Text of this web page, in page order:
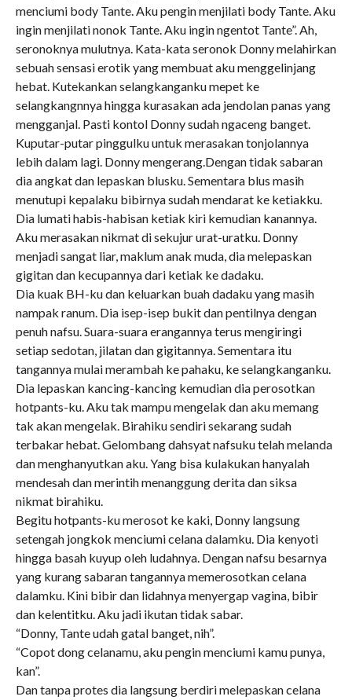
menciumi body Tante. Aku pengin menjilati body Tante. Aku
ingin menjilati nonok Tante. Aku ingin ngentot Tante”. Ah,
seronoknya mulutnya. Kata-kata seronok Donny melahirkan
sebuah sensasi erotik yang membuat aku menggelinjang
hebat. Kutekankan selangkanganku mepet ke
selangkangnnya hingga kurasakan ada jendolan panas yang
mengganjal. Pasti kontol Donny sudah ngaceng banget.
Kuputar-putar pinggulku untuk merasakan tonjolannya
lebih dalam lagi. Donny mengerang.Dengan tidak sabaran
dia angkat dan lepaskan blusku. Sementara blus masih
menutupi kepalaku bibirnya sudah mendarat ke ketiakku.
Dia lumati habis-habisan ketiak kiri kemudian kanannya.
Aku merasakan nikmat di sekujur urat-uratku. Donny
menjadi sangat liar, maklum anak muda, dia melepaskan
gigitan dan kecupannya dari ketiak ke dadaku.
Dia kuak BH-ku dan keluarkan buah dadaku yang masih
nampak ranum. Dia isep-isep bukit dan pentilnya dengan
penuh nafsu. Suara-suara erangannya terus mengiringi
setiap sedotan, jilatan dan gigitannya. Sementara itu
tangannya mulai merambah ke pahaku, ke selangkanganku.
Dia lepaskan kancing-kancing kemudian dia perosotkan
hotpants-ku. Aku tak mampu mengelak dan aku memang
tak akan mengelak. Birahiku sendiri sekarang sudah
terbakar hebat. Gelombang dahsyat nafsuku telah melanda
dan menghanyutkan aku. Yang bisa kulakukan hanyalah
mendesah dan merintih menanggung derita dan siksa
nikmat birahiku.
Begitu hotpants-ku merosot ke kaki, Donny langsung
setengah jongkok menciumi celana dalamku. Dia kenyoti
hingga basah kuyup oleh ludahnya. Dengan nafsu besarnya
yang kurang sabaran tangannya memerosotkan celana
dalamku. Kini bibir dan lidahnya menyergap vagina, bibir
dan kelentitku. Aku jadi ikutan tidak sabar.
“Donny, Tante udah gatal banget, nih”.
“Copot dong celanamu, aku pengin menciumi kamu punya,
kan”.
Dan tanpa protes dia langsung berdiri melepaskan celana